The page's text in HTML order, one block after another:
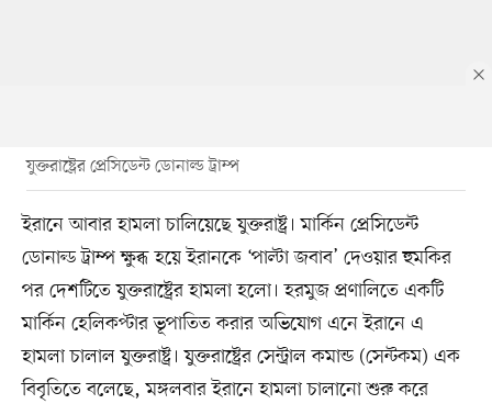
যুক্তরাষ্ট্রের প্রেসিডেন্ট ডোনাল্ড ট্রাম্প
ইরানে আবার হামলা চালিয়েছে যুক্তরাষ্ট্র। মার্কিন প্রেসিডেন্ট
ডোনাল্ড ট্রাম্প ক্ষুব্ধ হয়ে ইরানকে ‘পাল্টা জবাব’ দেওয়ার হুমকির
পর দেশটিতে যুক্তরাষ্ট্রের হামলা হলো। হরমুজ প্রণালিতে একটি
মার্কিন হেলিকপ্টার ভূপাতিত করার অভিযোগ এনে ইরানে এ
হামলা চালাল যুক্তরাষ্ট্র। যুক্তরাষ্ট্রের সেন্ট্রাল কমান্ড (সেন্টকম) এক
বিবৃতিতে বলেছে, মঙ্গলবার ইরানে হামলা চালানো শুরু করে